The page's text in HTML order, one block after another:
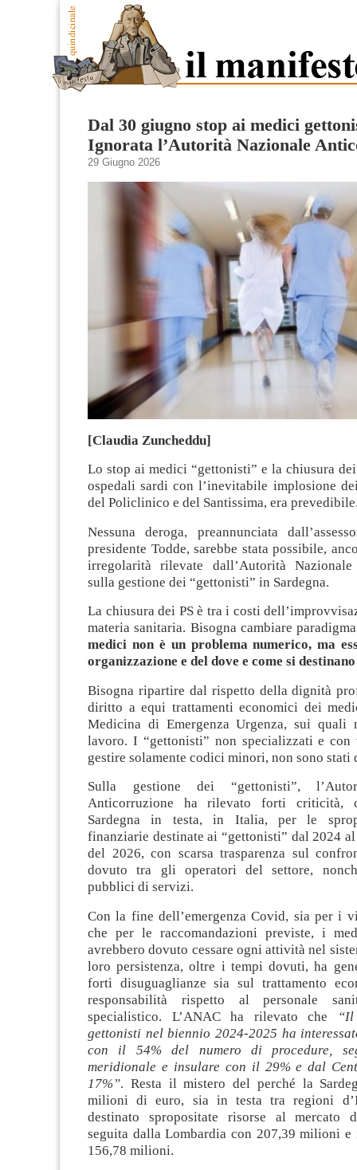
Dal 30 giugno stop ai medici
Ignorata l’Autorità Nazionale
29 Giugno 2026
[Claudia Zuncheddu]
Lo stop ai medici “gettonisti” e la chiusura
ospedali sardi con l’inevitabile implosione
del Policlinico e del Santissima, era
Nessuna deroga, preannunciata
presidente Todde, sarebbe stata possibile,
irregolarità rilevate dall’Autorità Nazionale
sulla gestione dei “gettonisti” in Sardegna.
La chiusura dei PS è tra i costi
materia sanitaria. Bisogna cambiare
medici non è un problema numerico, ma
organizzazione e del dove e come si
Bisogna ripartire dal rispetto della dignità
diritto a equi trattamenti economici dei
Medicina di Emergenza Urgenza, sui quali
lavoro. I “gettonisti” non specializzati e
gestire solamente codici minori, non sono
Sulla gestione dei “gettonisti”,
Anticorruzione ha rilevato forti criticità,
Sardegna in testa, in Italia, per le
finanziarie destinate ai “gettonisti” dal 2024
del 2026, con scarsa trasparenza sul
dovuto tra gli operatori del settore,
pubblici di servizi.
Con la fine dell’emergenza Covid, sia per i
che per le raccomandazioni previste, i
avrebbero dovuto cessare ogni attività nel
loro persistenza, oltre i tempi dovuti, ha
forti disuguaglianze sia sul trattamento
responsabilità rispetto al personale
specialistico. L’ANAC ha rilevato che
gettonisti nel biennio 2024-2025 ha
con il 54% del numero di procedure,
meridionale e insulare con il 29% e dal
17%”. Resta il mistero del perché la
milioni di euro, sia in testa tra regioni
destinato spropositate risorse al mercato
seguita dalla Lombardia con 207,39 milioni e
156,78 milioni.